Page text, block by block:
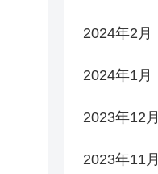
2024年2月
2024年1月
2023年12月
2023年11月